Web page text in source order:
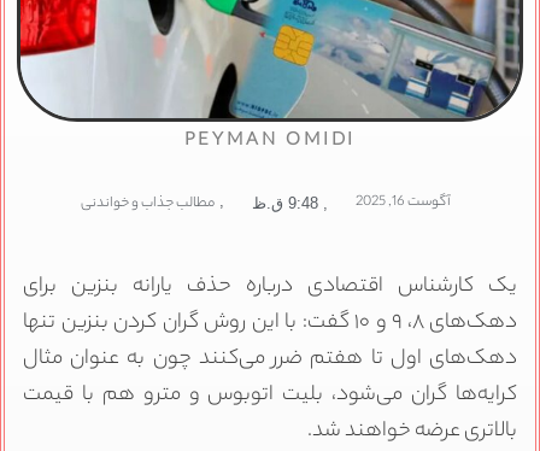
PEYMAN OMIDI
آگوست 16, 2025 9:48 ق.ظ , مطالب جذاب و خواندنی
یک کارشناس اقتصادی درباره حذف یارانه بنزین برای
دهک‌های ۸، ۹ و ۱۰ گفت: با این روش گران کردن بنزین تنها
دهک‌های اول تا هفتم ضرر می‌کنند چون به عنوان مثال
کرایه‌ها گران می‌شود، بلیت اتوبوس و مترو هم با قیمت
بالاتری عرضه خواهند شد.